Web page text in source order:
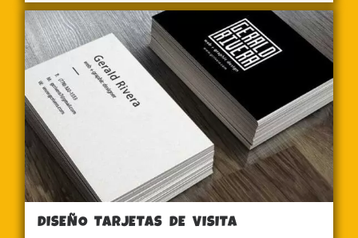
DISEÑO TARJETAS DE VISITA